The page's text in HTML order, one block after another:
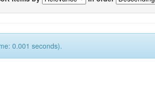
0.001 seconds).